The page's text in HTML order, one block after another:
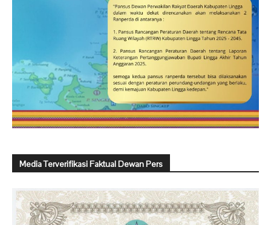
Media Terverifikasi Faktual Dewan Pers